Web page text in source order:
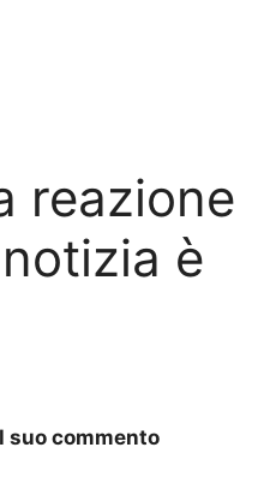
reazione
è
suo commento